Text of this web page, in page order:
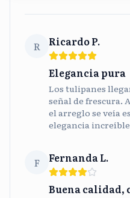
R Ricardo P.
Elegancia pura
Los tulipanes
señal de frescura.
el arreglo se veía
elegancia
F Fernanda L.
Buena calidad,